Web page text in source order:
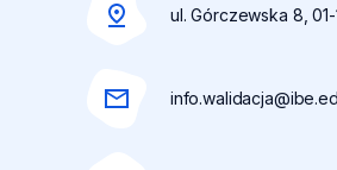
ul. Górczewska 8,